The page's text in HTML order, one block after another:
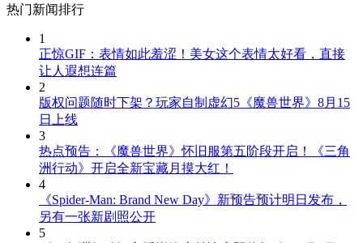
热门新闻排行
1
正惊GIF：表情如此羞涩！美女这个表情太好看，直接
让人遐想连篇
2
版权问题随时下架？玩家自制虚幻5《魔兽世界》8月15
日上线
3
热点预告：《魔兽世界》怀旧服第五阶段开启！《三角
洲行动》开启全新宝藏月摸大红！
4
《Spider-Man: Brand New Day》新预告预计明日发布，
另有一张新剧照公开
5